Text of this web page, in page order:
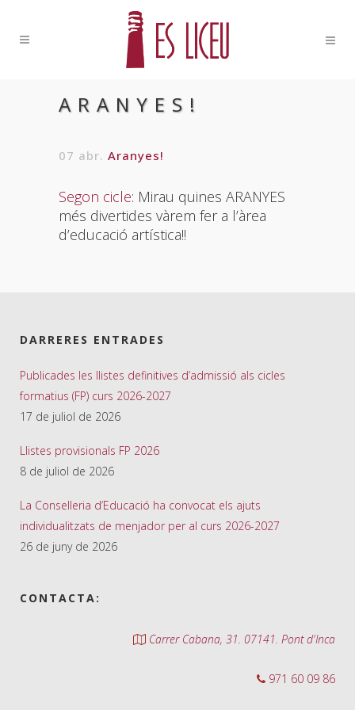
ARANYES!
07 abr. Aranyes!
Segon cicle: Mirau quines ARANYES
més divertides vàrem fer a l’àrea
d’educació artística!!
DARRERES ENTRADES
Publicades les llistes definitives d’admissió als cicles
formatius (FP) curs 2026-2027
17 de juliol de 2026
Llistes provisionals FP 2026
8 de juliol de 2026
La Conselleria d’Educació ha convocat els ajuts
individualitzats de menjador per al curs 2026-2027
26 de juny de 2026
CONTACTA:
Carrer Cabana, 31. 07141. Pont d'Inca
971 60 09 86